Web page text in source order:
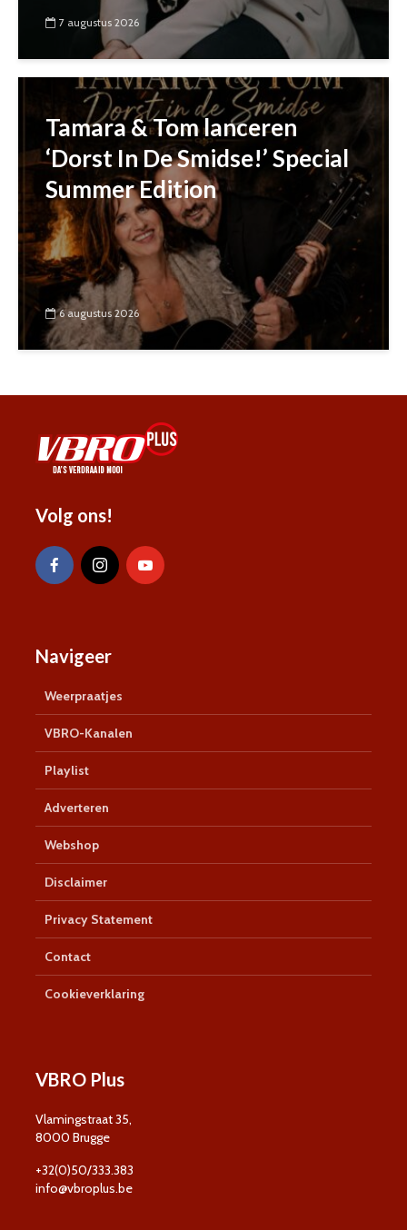
7 augustus 2026
Tamara & Tom lanceren
‘Dorst In De Smidse!’ Special
Summer Edition
6 augustus 2026
Volg ons!
Navigeer
Weerpraatjes
VBRO-Kanalen
Playlist
Adverteren
Webshop
Disclaimer
Privacy Statement
Contact
Cookieverklaring
VBRO Plus
Vlamingstraat 35,
8000 Brugge
+32(0)50/333.383
info@vbroplus.be